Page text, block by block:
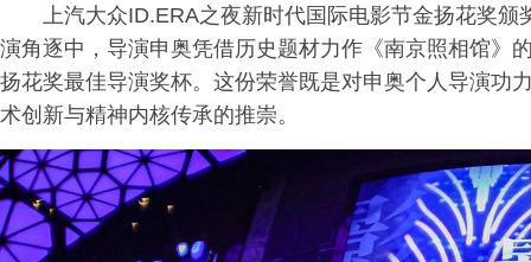
上汽大众ID.ERA之夜新时代国际电影节金扬花奖
演角逐中，导演申奥凭借历史题材力作《南京照相馆》
扬花奖最佳导演奖杯。这份荣誉既是对申奥个人导演功
术创新与精神内核传承的推崇。